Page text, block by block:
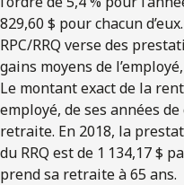
829,60 $ pour chacun
RPC/RRQ verse des
gains moyens de
Le montant exact de la
employé, de ses années
retraite. En 2018, la
du RRQ est de 1 134,17 $
prend sa retraite à 65 ans.